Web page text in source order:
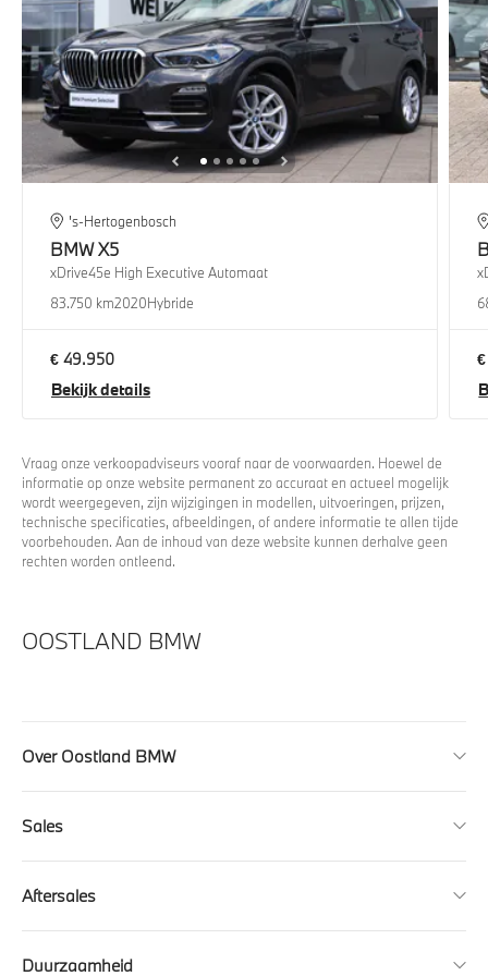
's-Hertogenbosch
BMWX5
xDrive45e High Executive Automaat
83.750 km2020Hybride
€ 49.950
Bekijk details
Vraag onze verkoopadviseurs vooraf naar de voorwaarden. Hoewel de
informatie op onze website permanent zo accuraat en actueel mogelijk
wordt weergegeven, zijn wijzigingen in modellen, uitvoeringen, prijzen,
technische specificaties, afbeeldingen, of andere informatie te allen tijde
voorbehouden. Aan de inhoud van deze website kunnen derhalve geen
rechten worden ontleend.
OOSTLAND BMW
Over Oostland BMW
Sales
Aftersales
Duurzaamheid